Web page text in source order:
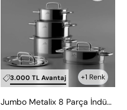
+1 Renk
3.000 TL Avantaj
8
Parça
İndüksiyon
Tabanlı
Çelik
Tencere
Jumbo Metalix 8 Parça İndüksiyon Tabanlı Çelik Tencere Seti